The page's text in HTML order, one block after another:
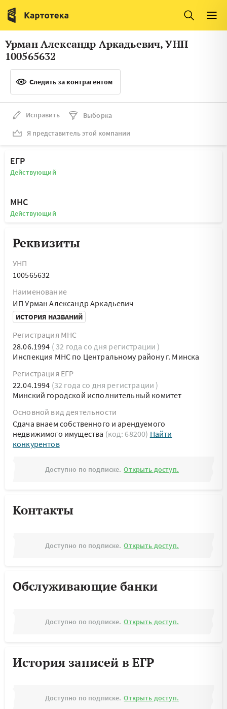
Италия
Люксембург
Литва
Латвия
Словения
Франция
Швеция
Мальта
Урман Александр Аркадьевич, УНП
100565632
Следить за контрагентом
Исправить
Выборка
Я представитель этой компании
ЕГР
Действующий
МНС
Действующий
Реквизиты
УНП
100565632
Наименование
ИП Урман Александр Аркадьевич
ИСТОРИЯ НАЗВАНИЙ
Регистрация МНС
28.06.1994 ( 32 года со дня регистрации )
Инспекция МНС по Центральному району г. Минска
Регистрация ЕГР
22.04.1994 (32 года со дня регистрации )
Минский городской исполнительный комитет
Основной вид деятельности
Сдача внаем собственного и арендуемого
недвижимого имущества (код: 68200) Найти
конкурентов
Доступно по подписке. Открыть доступ.
Контакты
Доступно по подписке. Открыть доступ.
Обслуживающие банки
Доступно по подписке. Открыть доступ.
История записей в ЕГР
Доступно по подписке. Открыть доступ.